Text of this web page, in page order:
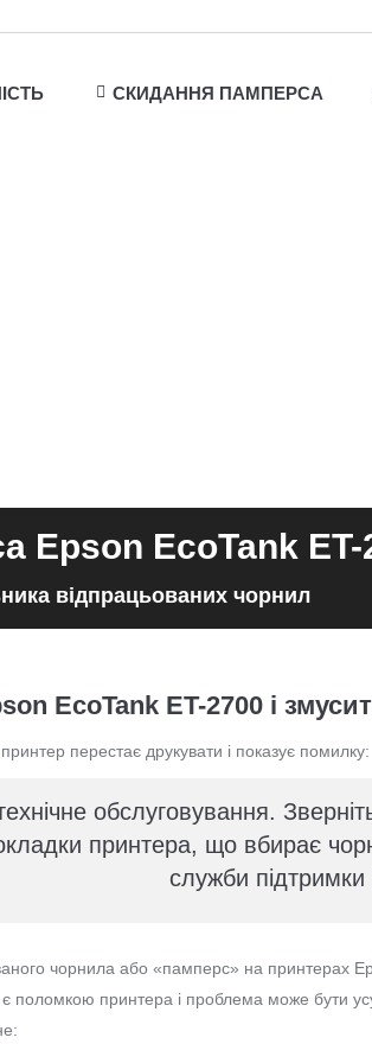
СКИДАННЯ ПАМПЕРСА
Epson EcoTank ET-
відпрацьованих чорнил
EcoTank ET-2700 і
перестає друкувати і показує помилку:
обслуговування.
принтера, що вбирає
служби підтримки
чорнила або «памперс» на принтерах
поломкою принтера і проблема може бути